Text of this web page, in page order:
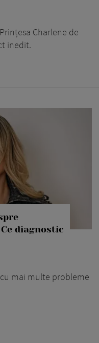
Charlene de
inedit.
diagnostic
mai multe probleme